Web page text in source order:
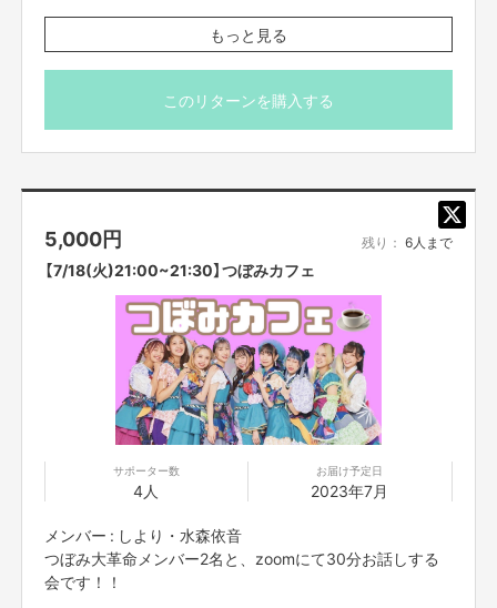
つぼみ大革命公式HP⇒https://www.tsubomi-daikakumei.com/
このプロジェクトでやりたいこと・やろうと思った理由
私たちつぼみ大革命がいつもモットーにしてきた「みんなを笑顔にする、元
気にする」ということを実現したいと考え、今できることを最大限、挑戦し
てみたいと思いました！！！
離れていても楽しめる、身近に感じてもらえる、つぼみ大革命らしいエンタ
ーテイメントを届けていきます！
・つぼみ大革命クラウドファンディングの運営・システム開発費
・リターン作成、送付等 経費
として使用させていただきます。
※プロジェクト本文の末尾に記載されている【ご支援にあた
ってのご注意事項】を必ずご一読ください。
もっと見る
このリターンを購入する
5,000円 残り： 6人まで
【7/18(火)21:00~21:30】つぼみカフェ
サポーター数
4人
お届け予定日
2023年7月
メンバー : しより・水森依音
つぼみ大革命メンバー2名と、zoomにて30分お話しする
会です！！